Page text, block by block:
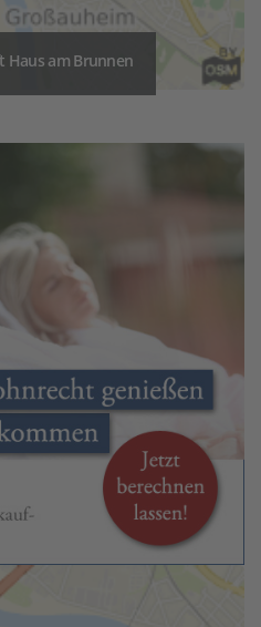
Haus am Brunnen